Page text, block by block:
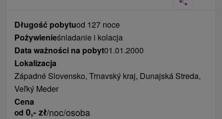
Długość pobytuod 127 noce
Pożywienieśniadanie i kolacja
Data ważności na pobyt01.01.2000
Lokalizacja
Západné Slovensko, Trnavský kraj, Dunajská Streda,
Veľký Meder
Cena
od 0,- zł/noc/osoba